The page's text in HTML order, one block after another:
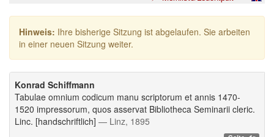
Hinweis: Ihre bisherige Sitzung ist abgelaufen. Sie arbeiten
in einer neuen Sitzung weiter.
Konrad Schiffmann
Tabulae omnium codicum manu scriptorum et annis 1470-
1520 impressorum, quos asservat Bibliotheca Seminarii cleric.
Linc. [handschriftlich] — Linz, 1895